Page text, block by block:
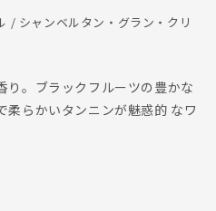
/ シャンベルタン・グラン・クリ
り。ブラックフルーツの豊かな
らかいタンニンが魅惑的 なワ